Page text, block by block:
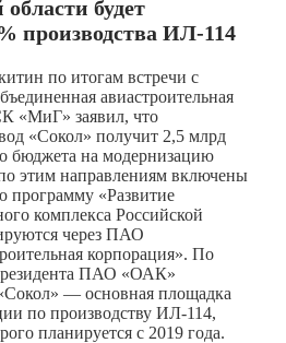
будет
производства ИЛ-114
по итогам встречи с
авиастроительная
«МиГ» заявил, что
«Сокол» получит 2,5 млрд
бюджета на модернизацию
этим направлениям включены
программу «Развитие
комплекса Российской
через ПАО
корпорация». По
ПАО «ОАК»
— основная площадка
по производству ИЛ-114,
планируется с 2019 года.